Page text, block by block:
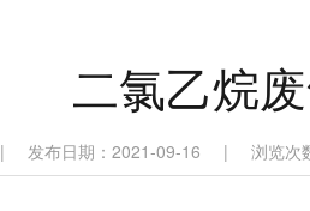
二氯乙烷
| 发布日期：2021-09-16 | 浏览次